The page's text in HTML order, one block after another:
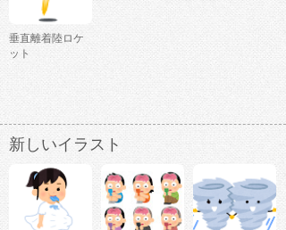
垂直離着陸ロケ
ット
新しいイラスト